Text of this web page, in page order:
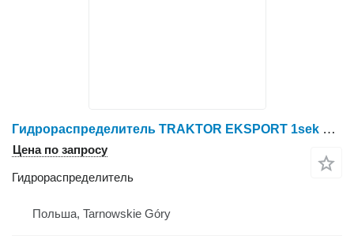
Гидрораспределитель TRAKTOR EKSPORT 1sek U4690 4171A U для трактора колесного
Цена по запросу
Гидрораспределитель
Польша, Tarnowskie Góry